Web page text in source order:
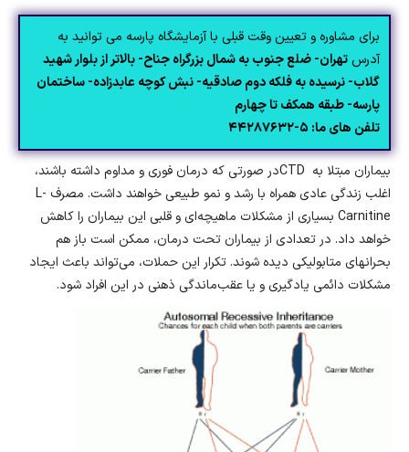
برای مشاوره و تعیین وقت قبلی با آزمایشگاه پارسه می توانید به
آدرس تهران- ضلع جنوب به شمال بزرگراه جناح- بالاتر از بلوار شهید
گلاب- نرسیده به فلکه دوم صادقیه- نبش کوچه عابدزاده- ساختمان
پارسه- طبقه همکف تا چهارم
تلفن های ما: ۵-۴۴۲۸۷۶۳۲
بیماران مبتلا به CTDدر صورتی که درمان فوری و مداوم داشته باشند،
اغلب زندگی عادی همراه با رشد و نمو طبیعی خواهند داشت. مصرف L-
Carnitine بسیاری از مشکلات ماهیچه‌ای و قلبی این بیماران را کاهش
خواهد داد. در تعدادی از بیماران تحت درمان، ممکن است باز هم
بحرانهای متابولیکی دیده شوند. تکرار این حملات، می‌تواند باعث ایجاد
مشکلات دائمی یادگیری و یا عقب‌ماندگی ذهنی در این افراد شود.